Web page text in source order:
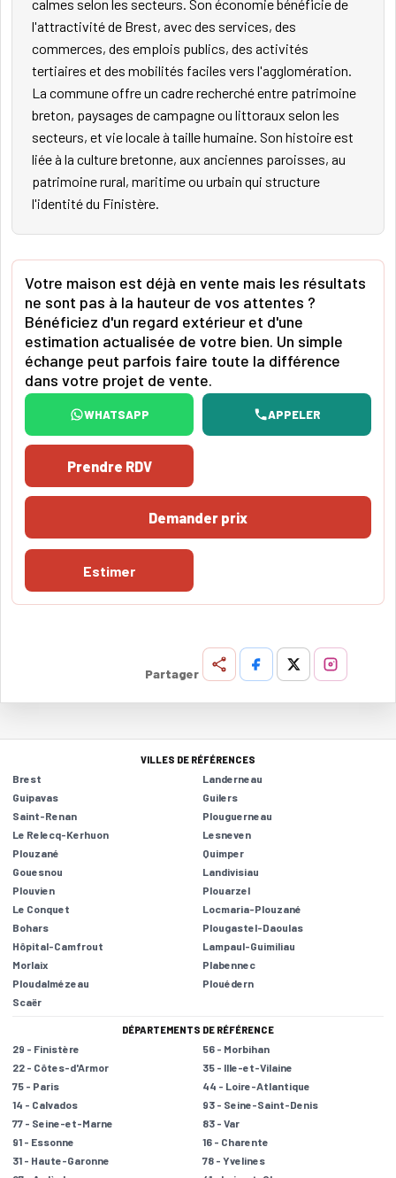
calmes selon les secteurs. Son économie bénéficie de
l'attractivité de Brest, avec des services, des
commerces, des emplois publics, des activités
tertiaires et des mobilités faciles vers l'agglomération.
La commune offre un cadre recherché entre patrimoine
breton, paysages de campagne ou littoraux selon les
secteurs, et vie locale à taille humaine. Son histoire est
liée à la culture bretonne, aux anciennes paroisses, au
patrimoine rural, maritime ou urbain qui structure
l'identité du Finistère.
Votre maison est déjà en vente mais les résultats
ne sont pas à la hauteur de vos attentes ?
Bénéficiez d'un regard extérieur et d'une
estimation actualisée de votre bien. Un simple
échange peut parfois faire toute la différence
dans votre projet de vente.
WHATSAPP APPELER
Prendre RDV
Demander prix
Estimer
Partager
VILLES DE RÉFÉRENCES
Brest
Landerneau
Guipavas
Guilers
Saint-Renan
Plouguerneau
Le Relecq-Kerhuon
Lesneven
Plouzané
Quimper
Gouesnou
Landivisiau
Plouvien
Plouarzel
Le Conquet
Locmaria-Plouzané
Bohars
Plougastel-Daoulas
Hôpital-Camfrout
Lampaul-Guimiliau
Morlaix
Plabennec
Ploudalmézeau
Plouédern
Scaër
DÉPARTEMENTS DE RÉFÉRENCE
29 - Finistère
56 - Morbihan
22 - Côtes-d'Armor
35 - Ille-et-Vilaine
75 - Paris
44 - Loire-Atlantique
14 - Calvados
93 - Seine-Saint-Denis
77 - Seine-et-Marne
83 - Var
91 - Essonne
16 - Charente
31 - Haute-Garonne
78 - Yvelines